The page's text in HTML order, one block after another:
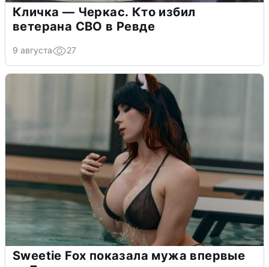
Кличка — Черкас. Кто избил
ветерана СВО в Ревде
9 августа 27
Sweetie Fox показала мужа впервые